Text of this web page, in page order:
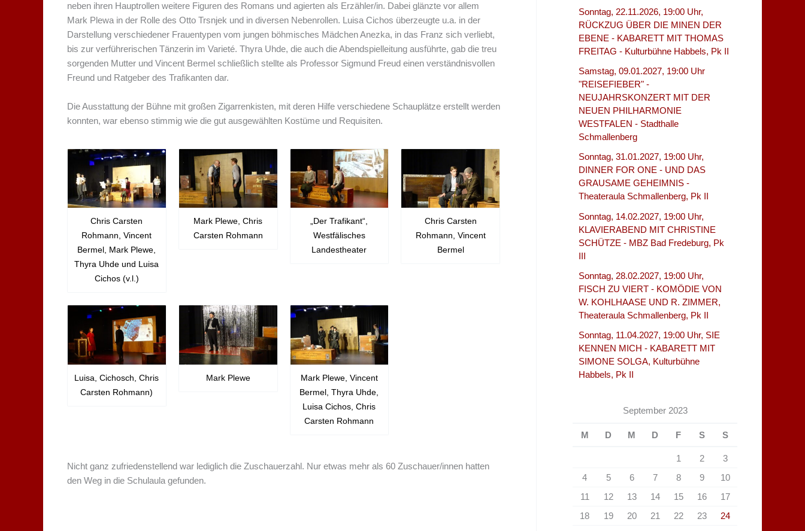
neben ihren Hauptrollen weitere Figuren des Romans und agierten als Erzähler/in. Dabei glänzte vor allem
Mark Plewa in der Rolle des Otto Trsnjek und in diversen Nebenrollen. Luisa Cichos überzeugte u.a. in der
Darstellung verschiedener Frauentypen vom jungen böhmisches Mädchen Anezka, in das Franz sich verliebt,
bis zur verführerischen Tänzerin im Varieté. Thyra Uhde, die auch die Abendspielleitung ausführte, gab die treu
sorgenden Mutter und Vincent Bermel schließlich stellte als Professor Sigmund Freud einen verständnisvollen
Freund und Ratgeber des Trafikanten dar.
Die Ausstattung der Bühne mit großen Zigarrenkisten, mit deren Hilfe verschiedene Schauplätze erstellt werden
konnten, war ebenso stimmig wie die gut ausgewählten Kostüme und Requisiten.
Chris Carsten
Rohmann, Vincent
Bermel, Mark Plewe,
Thyra Uhde und Luisa
Cichos (v.l.)
Mark Plewe, Chris
Carsten Rohmann
„Der Trafikant“,
Westfälisches
Landestheater
Chris Carsten
Rohmann, Vincent
Bermel
Luisa, Cichosch, Chris
Carsten Rohmann)
Mark Plewe
Mark Plewe, Vincent
Bermel, Thyra Uhde,
Luisa Cichos, Chris
Carsten Rohmann
Nicht ganz zufriedenstellend war lediglich die Zuschauerzahl. Nur etwas mehr als 60 Zuschauer/innen hatten
den Weg in die Schulaula gefunden.
Sonntag, 22.11.2026, 19:00 Uhr,
RÜCKZUG ÜBER DIE MINEN DER
EBENE - KABARETT MIT THOMAS
FREITAG - Kulturbühne Habbels, Pk II
Samstag, 09.01.2027, 19:00 Uhr
"REISEFIEBER" -
NEUJAHRSKONZERT MIT DER
NEUEN PHILHARMONIE
WESTFALEN - Stadthalle
Schmallenberg
Sonntag, 31.01.2027, 19:00 Uhr,
DINNER FOR ONE - UND DAS
GRAUSAME GEHEIMNIS -
Theateraula Schmallenberg, Pk II
Sonntag, 14.02.2027, 19:00 Uhr,
KLAVIERABEND MIT CHRISTINE
SCHÜTZE - MBZ Bad Fredeburg, Pk
III
Sonntag, 28.02.2027, 19:00 Uhr,
FISCH ZU VIERT - KOMÖDIE VON
W. KOHLHAASE UND R. ZIMMER,
Theateraula Schmallenberg, Pk II
Sonntag, 11.04.2027, 19:00 Uhr, SIE
KENNEN MICH - KABARETT MIT
SIMONE SOLGA, Kulturbühne
Habbels, Pk II
September 2023
M D M D F S S
1 2
3
4
5 6 7 8 9
10
11
12 13 14 15 16
17
18
19 20 21 22 23
24